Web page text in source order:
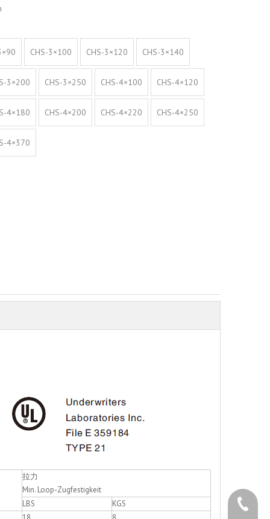
CHS-3×100 CHS-3×120 CHS-3×140
3×200 CHS-3×250 CHS-4×100 CHS-4×120
4×180 CHS-4×200 CHS-4×220 CHS-4×250
4×370
拉力
Min. Loop-Zugfestigkeit
LBS
KGS
+86 -